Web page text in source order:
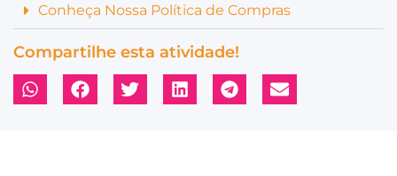
Conheça Nossa Política de Compras
Compartilhe esta atividade!